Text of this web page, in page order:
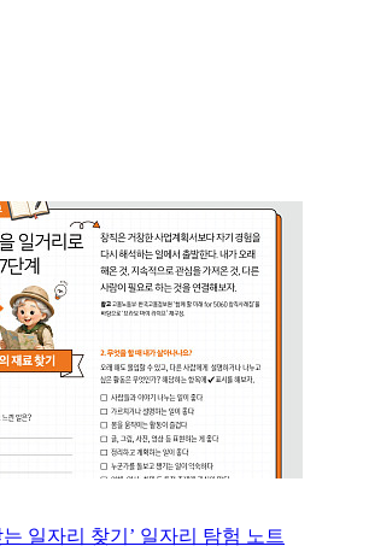
는 일자리 찾기’ 일자리 탐험 노트